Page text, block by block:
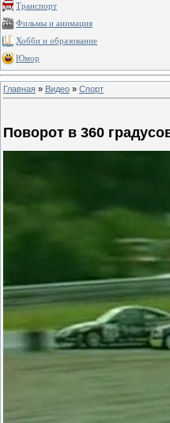
Транспорт
Фильмы и анимация
Хобби и образование
Юмор
Главная » Видео » Спорт
Поворот в 360